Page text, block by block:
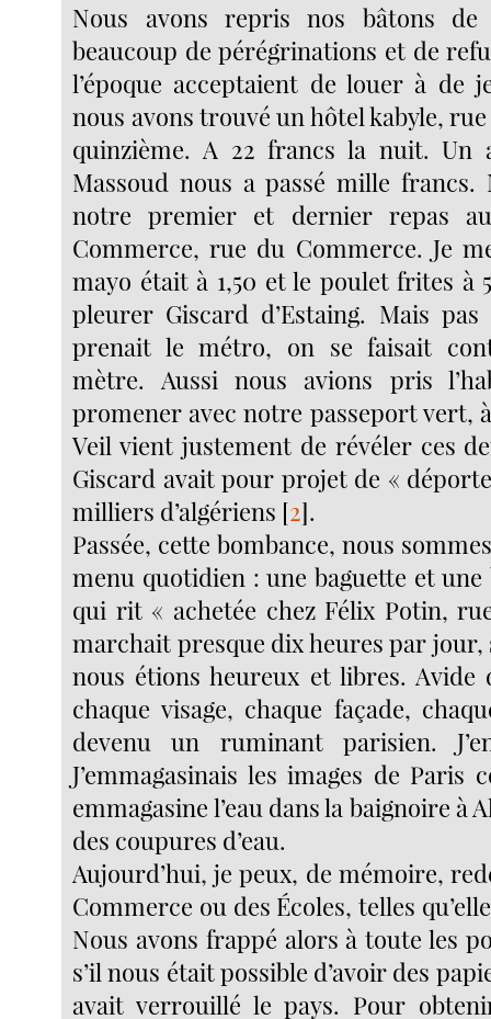
Nous avons repris nos bâtons de
beaucoup de pérégrinations et de
l’époque acceptaient de louer à de
nous avons trouvé un hôtel kabyle,
quinzième. A 22 francs la nuit. Un
Massoud nous a passé mille francs.
notre premier et dernier repas
Commerce, rue du Commerce. Je
mayo était à 1,50 et le poulet frites à
pleurer Giscard d’Estaing. Mais
prenait le métro, on se faisait
mètre. Aussi nous avions pris
promener avec notre passeport vert,
Veil vient justement de révéler ces
Giscard avait pour projet de «
milliers d’algériens [2].
Passée, cette bombance, nous
menu quotidien : une baguette et une
qui rit « achetée chez Félix Potin,
marchait presque dix heures par jour,
nous étions heureux et libres.
chaque visage, chaque façade,
devenu un ruminant parisien.
J’emmagasinais les images de Paris
emmagasine l’eau dans la baignoire à
des coupures d’eau.
Aujourd’hui, je peux, de mémoire,
Commerce ou des Écoles, telles
Nous avons frappé alors à toute les
s’il nous était possible d’avoir des
avait verrouillé le pays. Pour